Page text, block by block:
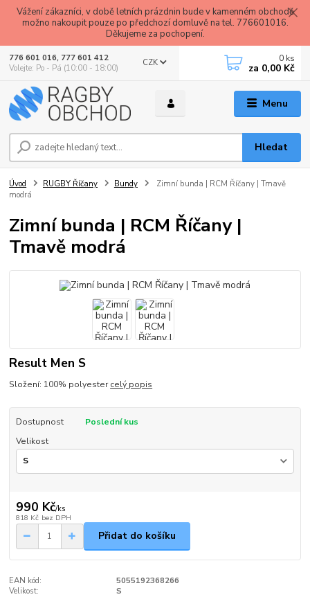
Vážení zákazníci, v době letních prázdnin bude v kamenném obchodě
možno nakoupit pouze po předchozí domluvě na tel. 776601016.
Děkujeme za pochopení.
Menu
CZK
Hledat
776 601 016, 777 601 412
Volejte: Po - Pá (10:00 - 18:00)
0 ks
za 0,00 Kč
Úvod RUGBY Říčany Bundy
Zimní bunda | RCM Říčany | Tmavě
modrá
Zimní bunda | RCM Říčany |
Tmavě modrá
Result Men S
Složení: 100% polyestercelý popis
Dostupnost
Poslední kus
Velikost
990 Kč/ks
818 Kč bez DPH
Přidat do košíku
EAN kód:
5055192368266
Velikost:
S